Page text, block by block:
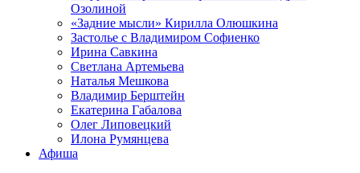
Озолиной
«Задние мысли» Кирилла Олюшкина
Застолье с Владимиром Софиенко
Ирина Савкина
Светлана Артемьева
Наталья Мешкова
Владимир Берштейн
Екатерина Габалова
Олег Липовецкий
Илона Румянцева
Афиша